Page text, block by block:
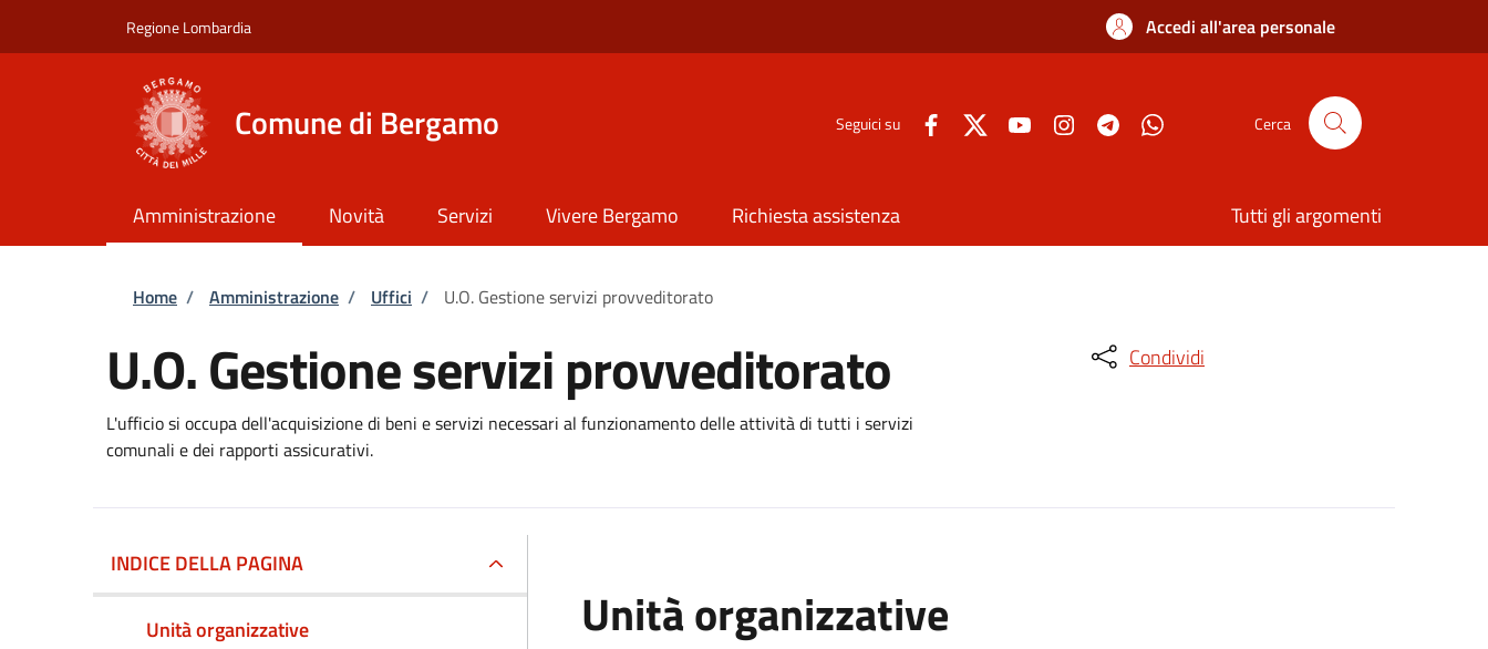
Regione Lombardia Accedi all'area personale
Comune di Bergamo Seguici su Cerca
Amministrazione Novità Servizi Vivere Bergamo Richiesta assistenza Tutti gli argomenti
Briciole di pane
Home / Amministrazione / Uffici / U.O. Gestione servizi provveditorato
U.O. Gestione servizi provveditorato
L'ufficio si occupa dell'acquisizione di beni e servizi necessari al funzionamento delle attività di tutti i servizi
comunali e dei rapporti assicurativi.
Condividi
INDICE DELLA PAGINA
Unità organizzative
Unità organizzative